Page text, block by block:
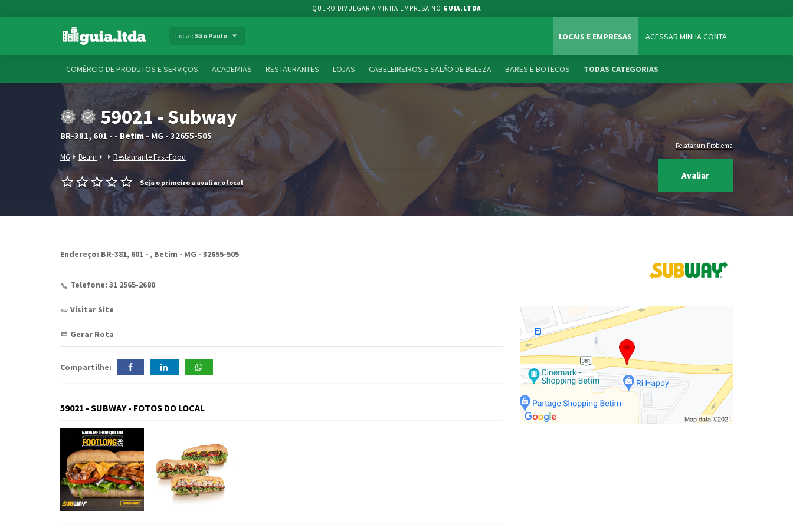
QUERO DIVULGAR A MINHA EMPRESA NO GUIA.LTDA
Local: São Paulo LOCAIS E EMPRESAS ACESSAR MINHA CONTA
COMÉRCIO DE PRODUTOS E SERVIÇOS ACADEMIAS RESTAURANTES LOJAS CABELEIREIROS E SALÃO DE BELEZA BARES E BOTECOS TODAS CATEGORIAS
59021 - Subway
BR-381, 601 - - Betim - MG - 32655-505
MG Betim Restaurante Fast-Food
Seja o primeiro a avaliar o local
Relatar um Problema
Avaliar
Endereço: BR-381, 601 - , Betim - MG - 32655-505
Telefone: 31 2565-2680
Visitar Site
Gerar Rota
Compartilhe:
59021 - SUBWAY - FOTOS DO LOCAL